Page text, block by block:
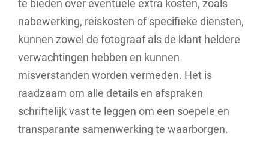
te bieden over eventuele extra kosten, zoals
nabewerking, reiskosten of specifieke diensten,
kunnen zowel de fotograaf als de klant heldere
verwachtingen hebben en kunnen
misverstanden worden vermeden. Het is
raadzaam om alle details en afspraken
schriftelijk vast te leggen om een soepele en
transparante samenwerking te waarborgen.